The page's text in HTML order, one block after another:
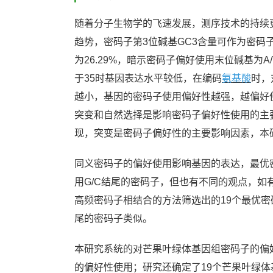
随着分子生物学的飞速发展，测序技术的持
趋势，密码子第3位碱基GC3含量可作为密码
为26.29%，暗示密码子偏好使用末位碱基为
于35时基因表达水平较低，在编码氨基酸时
越小，基因的密码子使用偏好性越强，越偏
突变和自然选择是影响密码子偏好性使用的
现，突变是密码子偏好性的主要影响因素，
同义密码子的偏好使用影响基因的表达，最
用G/C结尾的密码子，但也有不同的观点，
高频密码子相结合的方法筛选出的19个最优
尾的密码子类似。
本研究系统的对芒果叶绿体基因组密码子的
的偏好性使用；研究还确定了19个芒果叶绿